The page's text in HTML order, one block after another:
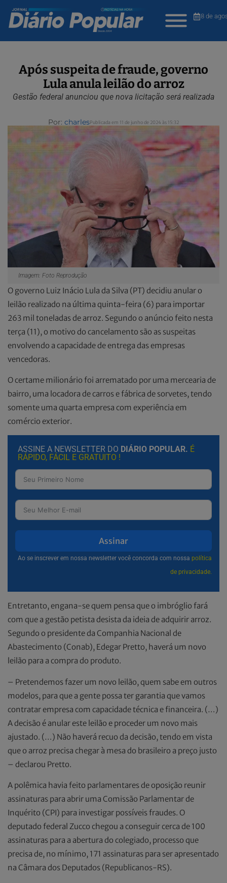
8 de
Após suspeita de fraude, governo
Lula anula leilão do arroz
Gestão federal anunciou que nova licitação será realizada
Por: charlesPublicada em 11 de junho de 2024 às 15:32
Imagem: Foto Reprodução
O governo Luiz Inácio Lula da Silva (PT) decidiu anular o
leilão realizado na última quinta-feira (6) para importar
263 mil toneladas de arroz. Segundo o anúncio feito nesta
terça (11), o motivo do cancelamento são as suspeitas
envolvendo a capacidade de entrega das empresas
vencedoras.
O certame milionário foi arrematado por uma mercearia de
bairro, uma locadora de carros e fábrica de sorvetes, tendo
somente uma quarta empresa com experiência em
comércio exterior.
ASSINE A NEWSLETTER DO DIÁRIO POPULAR. É
RÁPIDO, FÁCIL E GRATUITO !
Assinar
Ao se inscrever em nossa newsletter você concorda com nossa política
de privacidade.
Entretanto, engana-se quem pensa que o imbróglio fará
com que a gestão petista desista da ideia de adquirir arroz.
Segundo o presidente da Companhia Nacional de
Abastecimento (Conab), Edegar Pretto, haverá um novo
leilão para a compra do produto.
– Pretendemos fazer um novo leilão, quem sabe em outros
modelos, para que a gente possa ter garantia que vamos
contratar empresa com capacidade técnica e financeira. (…)
A decisão é anular este leilão e proceder um novo mais
ajustado. (…) Não haverá recuo da decisão, tendo em vista
que o arroz precisa chegar à mesa do brasileiro a preço justo
– declarou Pretto.
A polêmica havia feito parlamentares de oposição reunir
assinaturas para abrir uma Comissão Parlamentar de
Inquérito (CPI) para investigar possíveis fraudes. O
deputado federal Zucco chegou a conseguir cerca de 100
assinaturas para a abertura do colegiado, processo que
precisa de, no mínimo, 171 assinaturas para ser apresentado
na Câmara dos Deputados (Republicanos-RS).